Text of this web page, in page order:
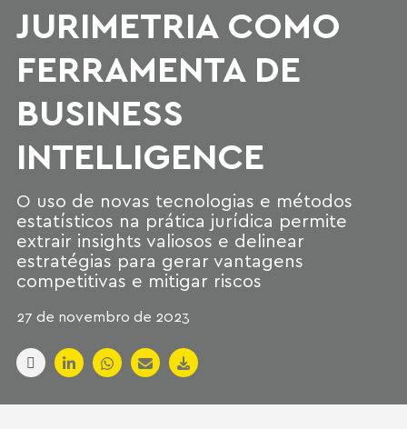
JURIMETRIA COMO
FERRAMENTA DE
BUSINESS
INTELLIGENCE
O uso de novas tecnologias e métodos
estatísticos na prática jurídica permite
extrair insights valiosos e delinear
estratégias para gerar vantagens
competitivas e mitigar riscos
27 de novembro de 2023